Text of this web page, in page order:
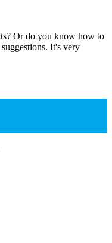
Or do you know how to
It's very